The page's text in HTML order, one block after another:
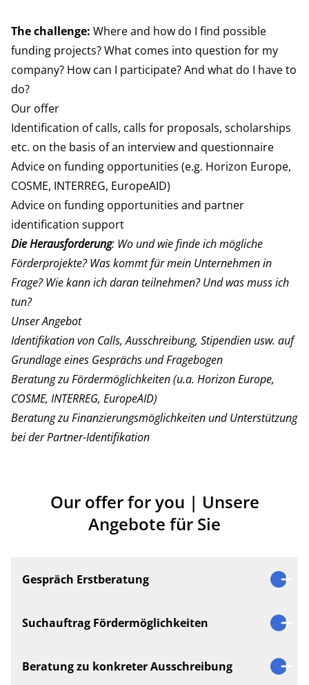
The challenge: Where and how do I find possible
funding projects? What comes into question for my
company? How can I participate? And what do I have to
do?
Our offer
Identification of calls, calls for proposals, scholarships
etc. on the basis of an interview and questionnaire
Advice on funding opportunities (e.g. Horizon Europe,
COSME, INTERREG, EuropeAID)
Advice on funding opportunities and partner
identification support
Die Herausforderung: Wo und wie finde ich mögliche
Förderprojekte? Was kommt für mein Unternehmen in
Frage? Wie kann ich daran teilnehmen? Und was muss ich
tun?
Unser Angebot
Identifikation von Calls, Ausschreibung, Stipendien usw. auf
Grundlage eines Gesprächs und Fragebogen
Beratung zu Fördermöglichkeiten (u.a. Horizon Europe,
COSME, INTERREG, EuropeAID)
Beratung zu Finanzierungsmöglichkeiten und Unterstützung
bei der Partner-Identifikation
Our offer for you | Unsere
Angebote für Sie
Gespräch Erstberatung
30 min Gespräch
Preis: 50 Eur (zzgl. Mwst)
Suchauftrag Fördermöglichkeiten
Dauer: 6 Monate / 12 Monate
Wir scannen den Markt für Sie! Ihr Thema / Sektor
Beratung zu konkreter Ausschreibung